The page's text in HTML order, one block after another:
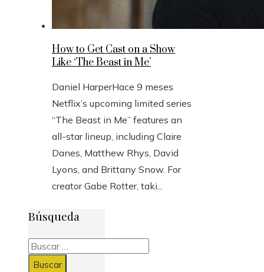
How to Get Cast on a Show
Like ‘The Beast in Me’
Daniel HarperHace 9 meses
Netflix’s upcoming limited series
“The Beast in Me” features an
all-star lineup, including Claire
Danes, Matthew Rhys, David
Lyons, and Brittany Snow. For
creator Gabe Rotter, taki...
Búsqueda
Buscar: